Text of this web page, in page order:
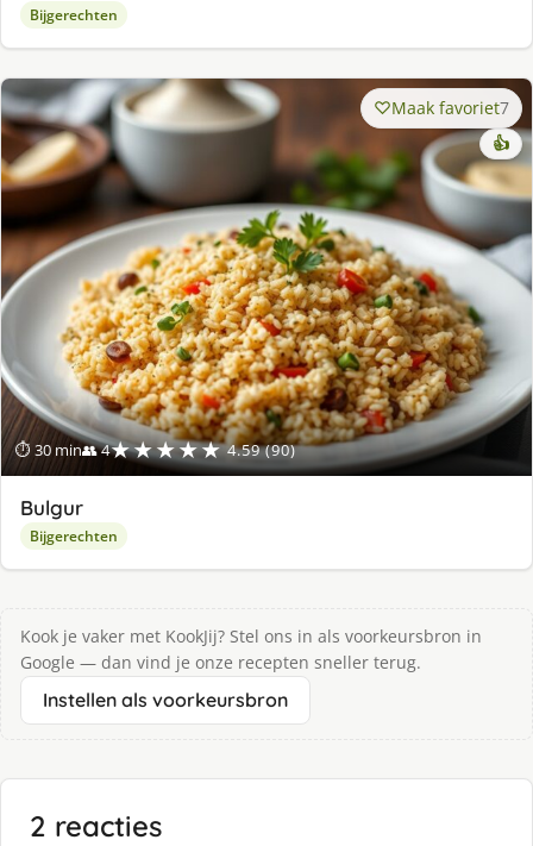
Bijgerechten
⏱ 30 min👥 4★★★★★ 4.59 (90)
Maak favoriet7
👍
Bulgur
Bijgerechten
Kook je vaker met KookJij? Stel ons in als voorkeursbron in
Google — dan vind je onze recepten sneller terug.
Instellen als voorkeursbron
2 reacties